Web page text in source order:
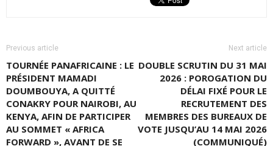
Previous article
TOURNÉE PANAFRICAINE : LE
PRÉSIDENT MAMADI
DOUMBOUYA, A QUITTÉ
CONAKRY POUR NAIROBI, AU
KENYA, AFIN DE PARTICIPER
AU SOMMET « AFRICA
FORWARD », AVANT DE SE
Next article
DOUBLE SCRUTIN DU 31 MAI
2026 : POROGATION DU
DÉLAI FIXÉ POUR LE
RECRUTEMENT DES
MEMBRES DES BUREAUX DE
VOTE JUSQU’AU 14 MAI 2026
(COMMUNIQUÉ)